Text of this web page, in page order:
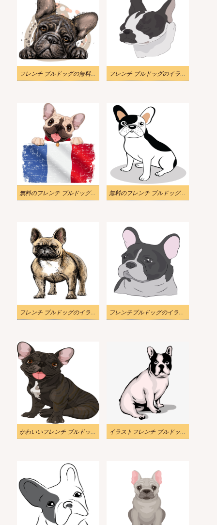
フレンチ ブルドッグの無料イラスト フレンチ ブルドッグのイラスト 無料画像
無料のフレンチ ブルドッグ イラスト画像 無料のフレンチ ブルドッグ イラスト画像
フレンチ ブルドッグのイラスト png ダウンロード フレンチブルドッグのイラストをダウンロードしてください
かわいいフレンチ ブルドッグのイラスト イラストフレンチ ブルドッグのクリップアート png